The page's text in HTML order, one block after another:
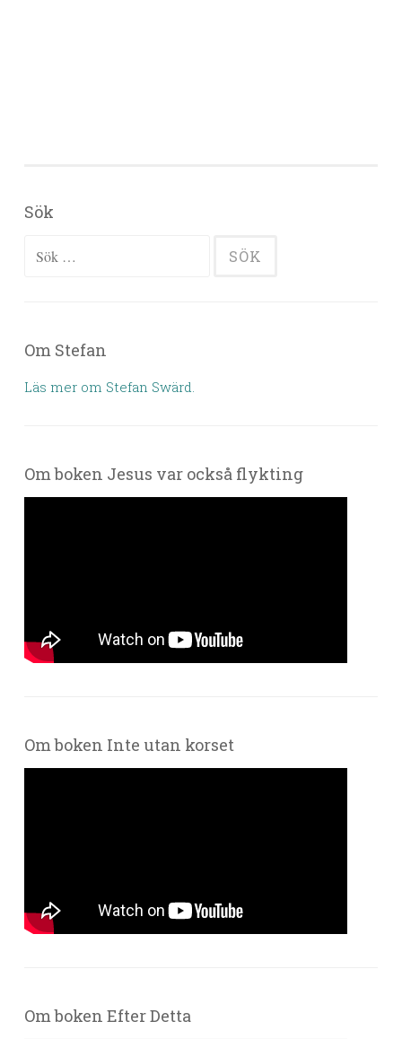
Sök
Sök efter:
Om Stefan
Läs mer om Stefan Swärd.
Om boken Jesus var också flykting
Om boken Inte utan korset
Om boken Efter Detta